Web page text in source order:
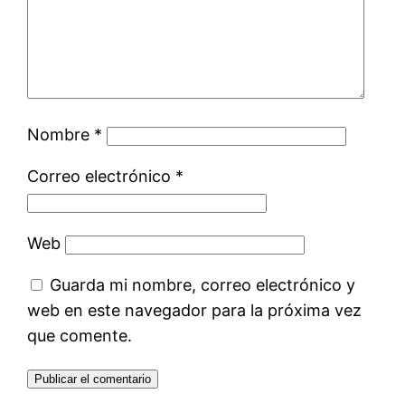
Nombre *
Correo electrónico *
Web
Guarda mi nombre, correo electrónico y
web en este navegador para la próxima vez
que comente.